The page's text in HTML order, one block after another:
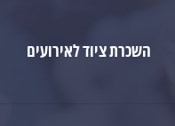
השכרת ציוד לאירועים